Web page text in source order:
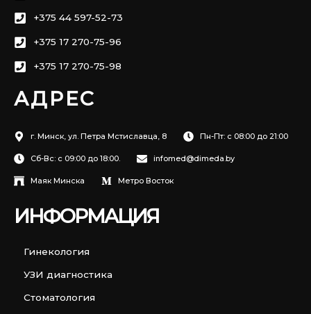
+375 44 597-52-73
+375 17 270-75-96
+375 17 270-75-98
АДРЕС
г. Минск, ул. Петра Мстиславца, 8 Пн-Пт: с 08:00 до 21:00
Сб-Вс: с 09:00 до 18:00. infomed@dimeda.by
Маяк Минска Метро Восток
ИНФОРМАЦИЯ
Гинекология
УЗИ диагностика
Стоматология